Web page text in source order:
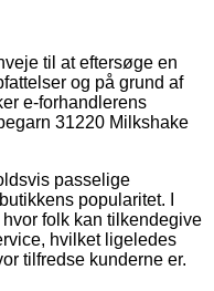
til at eftersøge en
og på grund af
e-forhandlerens
31220 Milkshake
passelige
popularitet. I
folk kan tilkendegive
hvilket ligeledes
tilfredse kunderne er.